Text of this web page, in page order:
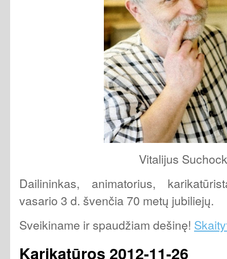
Vitalijus
Dailininkas, animatorius,
vasario 3 d. švenčia 70 metų jubiliejų.
Sveikiname ir spaudžiam dešinę!
Karikatūros 2012-11-26